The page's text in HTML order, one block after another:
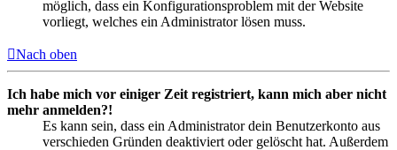
möglich, dass ein Konfigurationsproblem mit der Website
vorliegt, welches ein Administrator lösen muss.
Nach oben
Ich habe mich vor einiger Zeit registriert, kann mich aber nicht
mehr anmelden?!
Es kann sein, dass ein Administrator dein Benutzerkonto aus
verschieden Gründen deaktiviert oder gelöscht hat. Außerdem